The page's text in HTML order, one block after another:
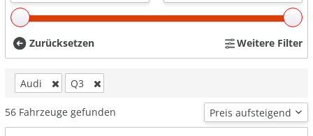
Zurücksetzen Weitere Filter
Audi Q3
56 Fahrzeuge gefunden